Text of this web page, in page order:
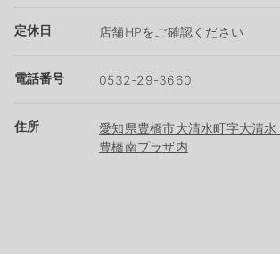
定休日 店舗HPをご確認ください
電話番号 0532-29-3660
住所
愛知県豊橋市大清水町字大清
豊橋南プラザ内